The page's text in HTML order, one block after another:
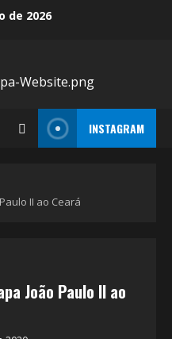
de 2026
INSTAGRAM
II ao Ceará
João Paulo II ao